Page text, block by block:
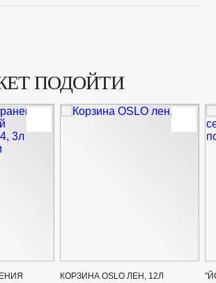
ПОДОЙТИ
КОРЗИНА OSLO ЛЕН, 12Л